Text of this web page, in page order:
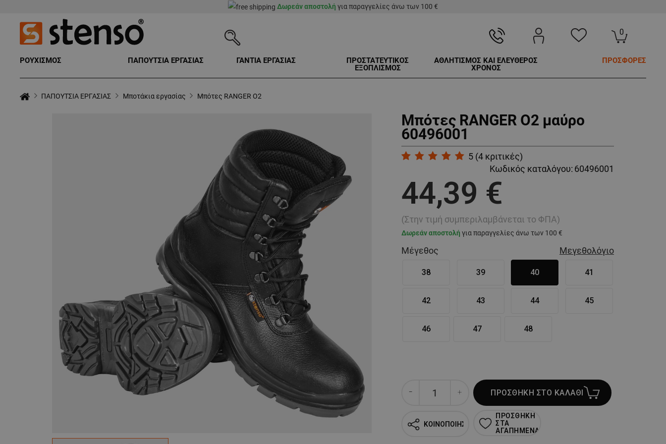
Δωρεάν αποστολή για παραγγελίες άνω των 100 €
0
ΡΟΥΧΙΣΜΟΣ ΠΑΠΟΥΤΣΙΑ ΕΡΓΑΣΙΑΣ ΓΑΝΤΙΑ ΕΡΓΑΣΙΑΣ
ΠΡΟΣΤΑΤΕΥΤΙΚΟΣ
ΕΞΟΠΛΙΣΜΟΣ
ΑΘΛΗΤΙΣΜΟΣ ΚΑΙ ΕΛΕΥΘΕΡΟΣ
ΧΡΟΝΟΣ
ΠΡΟΣΦΟΡΕΣ
ΠΑΠΟΥΤΣΙΑ ΕΡΓΑΣΙΑΣ Μποτάκια εργασίας Μπότες RANGER O2
Μπότες RANGER O2 μαύρο
60496001
5 (4 κριτικές)
Κωδικός καταλόγου: 60496001
44,39 €
(Στην τιμή συμπεριλαμβάνεται το ΦΠΑ)
Δωρεάν αποστολή για παραγγελίες άνω των 100 €
Μέγεθος Μεγεθολόγιο
38 39 40 41
42 43 44 45
46 47 48
ΠΡΟΣΘΗΚΗ ΣΤΟ ΚΑΛΑΘΙ
ΚΟΙΝΟΠΟΙΗΣΗ
ΠΡΟΣΘΗΚΗ
ΣΤΑ
ΑΓΑΠΗΜΕΝΑ